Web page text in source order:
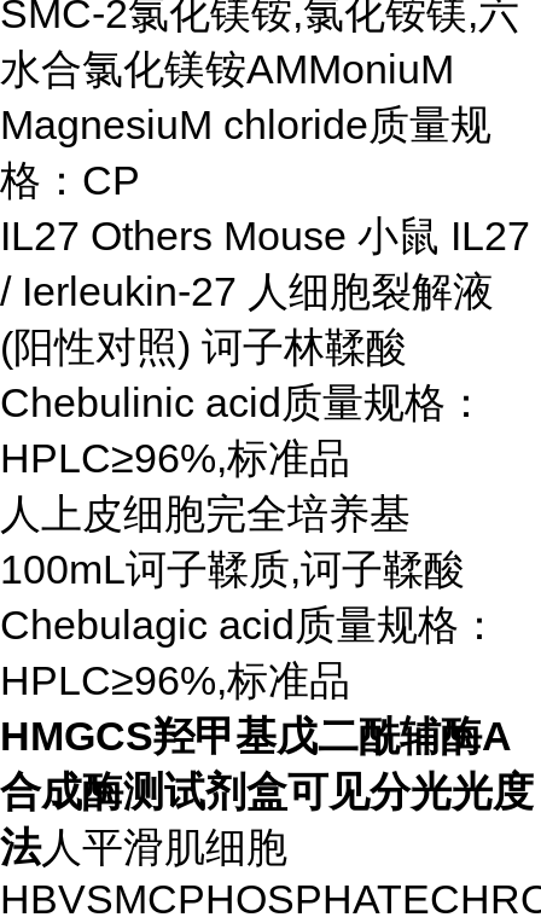
SMC-2氯化镁铵,氯化铵镁,六
水合氯化镁铵AMMoniuM
MagnesiuM chloride质量规
格：CP
IL27 Others Mouse 小鼠 IL27
/ Ierleukin-27 人细胞裂解液
(阳性对照) 诃子林鞣酸
Chebulinic acid质量规格：
HPLC≥96%,标准品
人上皮细胞完全培养基
100mL诃子鞣质,诃子鞣酸
Chebulagic acid质量规格：
HPLC≥96%,标准品
HMGCS羟甲基戊二酰辅酶A
合成酶测试剂盒可见分光光度
法人平滑肌细胞